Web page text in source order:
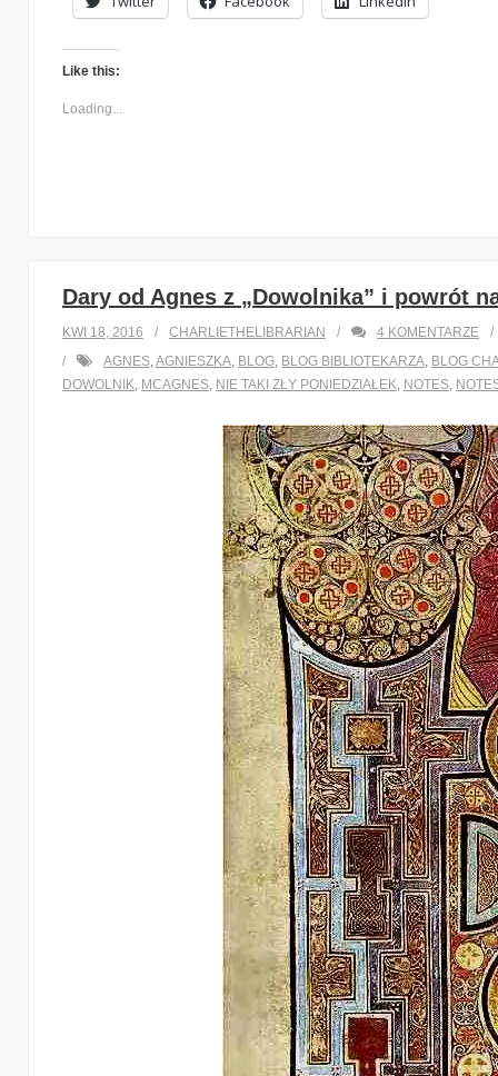
Like this:
Loading...
Dary od Agnes z „Dowolnika” i powrót
KWI 18, 2016 CHARLIETHELIBRARIAN 4 KOMENTARZE
AGNES,AGNIESZKA, BLOG, BLOG BIBLIOTEKARZA, BLOG
DOWOLNIK, MCAGNES, NIE TAKI ZŁY PONIEDZIAŁEK, NOTES,